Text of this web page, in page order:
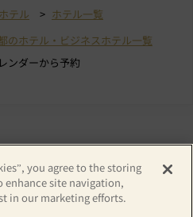
テル
ホテル一覧
のホテル・ビジネスホテル一覧
ンダーから予約
you agree to the storing
enhance site navigation,
in our marketing efforts.